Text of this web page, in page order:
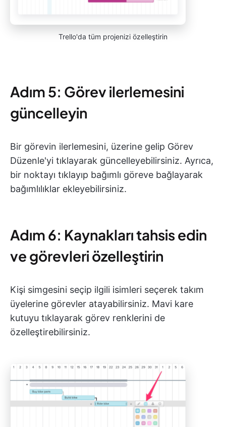
Trello'da tüm projenizi özelleştirin
Adım 5: Görev ilerlemesini
güncelleyin
Bir görevin ilerlemesini, üzerine gelip Görev
Düzenle'yi tıklayarak güncelleyebilirsiniz. Ayrıca,
bir noktayı tıklayıp bağımlı göreve bağlayarak
bağımlılıklar ekleyebilirsiniz.
Adım 6: Kaynakları tahsis edin
ve görevleri özelleştirin
Kişi simgesini seçip ilgili isimleri seçerek takım
üyelerine görevler atayabilirsiniz. Mavi kare
kutuyu tıklayarak görev renklerini de
özelleştirebilirsiniz.